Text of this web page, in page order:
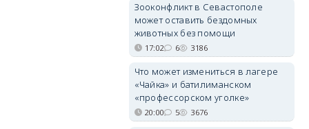
Зооконфликт в Севастополе
может оставить бездомных
животных без помощи
17:02 6 3186
Что может измениться в лагере
«Чайка» и батилиманском
«профессорском уголке»
20:00 5 3676